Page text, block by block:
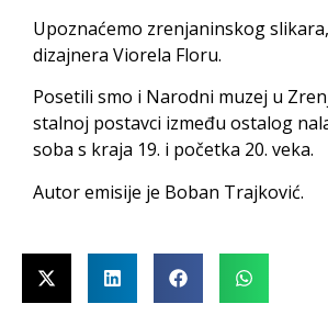
Upoznaćemo zrenjaninskog
dizajnera Viorela Floru.
Posetili smo i Narodni muzej u
stalnoj postavci između ostalog
soba s kraja 19. i početka 20. veka.
Autor emisije je Boban Trajković.